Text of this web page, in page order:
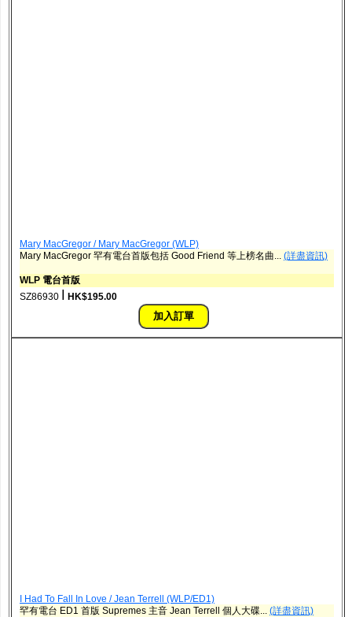
Mary MacGregor / Mary MacGregor (WLP)
Mary MacGregor 罕有電台首版包括 Good Friend 等上榜名曲... (詳盡資訊)
WLP 電台首版
SZ86930
HK$195.00
I Had To Fall In Love / Jean Terrell ‎(WLP/ED1)
罕有電台 ED1 首版 Supremes 主音 Jean Terrell 個人大碟... (詳盡資訊)